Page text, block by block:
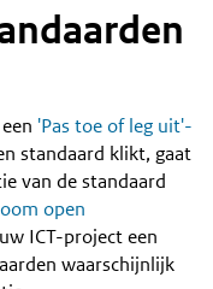
'Pas toe of leg uit'-
standaard klikt, gaat
van de standaard
open
ICT-project een
waarschijnlijk